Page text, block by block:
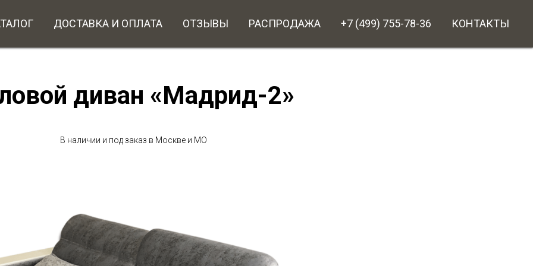
ДОСТАВКА И ОПЛАТА ОТЗЫВЫ РАСПРОДАЖА +7 (499) 755-78-36 КОНТАКТЫ
диван «Мадрид-2»
В наличии и под заказ в Москве и МО